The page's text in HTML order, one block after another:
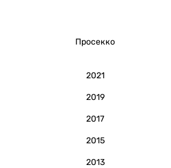
Просекко
2021
2019
2017
2015
2013